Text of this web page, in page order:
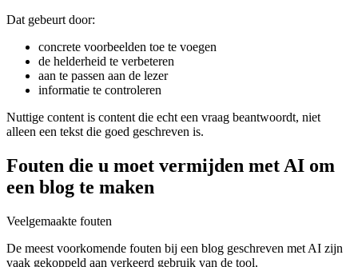
Dat gebeurt door:
concrete voorbeelden toe te voegen
de helderheid te verbeteren
aan te passen aan de lezer
informatie te controleren
Nuttige content is content die echt een vraag beantwoordt, niet
alleen een tekst die goed geschreven is.
Fouten die u moet vermijden met AI om
een blog te maken
Veelgemaakte fouten
De meest voorkomende fouten bij een blog geschreven met AI zijn
vaak gekoppeld aan verkeerd gebruik van de tool.